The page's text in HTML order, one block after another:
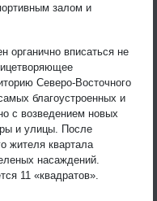
залом и
органично вписаться не
Северо-Восточного
благоустроенных и
с возведением новых
и улицы. После
жителя квартала
насаждений.
11 «квадратов».